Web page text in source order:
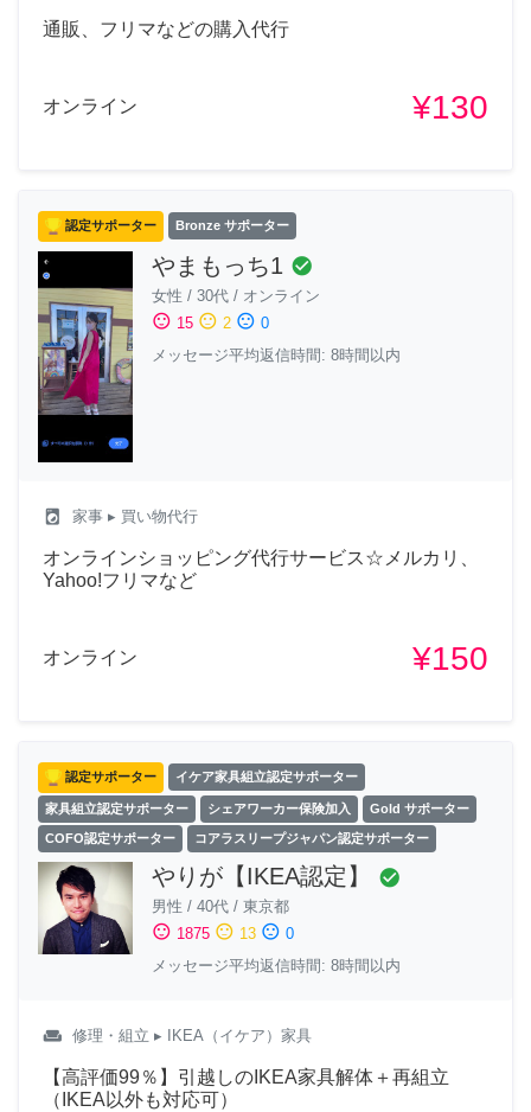
通販、フリマなどの購入代行
オンライン ¥130
認定サポーター Bronze サポーター
やまもっち1 check_circle
女性 / 30代 / オンライン
sentiment_satisfied 15 sentiment_neutral 2 sentiment_dissatisfied 0
メッセージ平均返信時間: 8時間以内
local_laundry_service 家事 ▸ 買い物代行
オンラインショッピング代行サービス☆メルカリ、
Yahoo!フリマなど
オンライン ¥150
認定サポーター イケア家具組立認定サポーター
家具組立認定サポーター シェアワーカー保険加入 Gold サポーター
COFO認定サポーター コアラスリープジャパン認定サポーター
やりが【IKEA認定】 check_circle
男性 / 40代 / 東京都
sentiment_satisfied 1875 sentiment_neutral 13 sentiment_dissatisfied 0
メッセージ平均返信時間: 8時間以内
weekend 修理・組立 ▸ IKEA（イケア）家具
【高評価99％】引越しのIKEA家具解体＋再組立
（IKEA以外も対応可）